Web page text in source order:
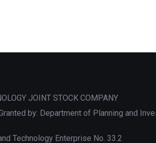
JOINT STOCK COMPANY
by: Department of Planning and
Technology Enterprise No. 33.2